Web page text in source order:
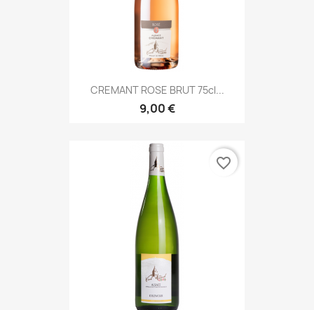
CREMANT ROSE BRUT 75cl...
9,00 €
favorite_border